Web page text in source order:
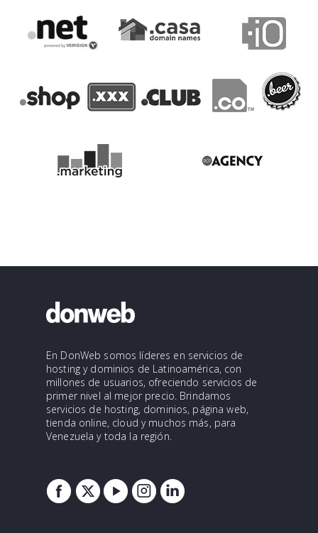
En DonWeb somos líderes en servicios de
hosting y dominios de Latinoamérica, con
millones de usuarios, ofreciendo servicios de
primer nivel al mejor precio. Brindamos
servicios de hosting, dominios, página web,
tienda online, cloud y muchos más, para
Venezuela y toda la región.